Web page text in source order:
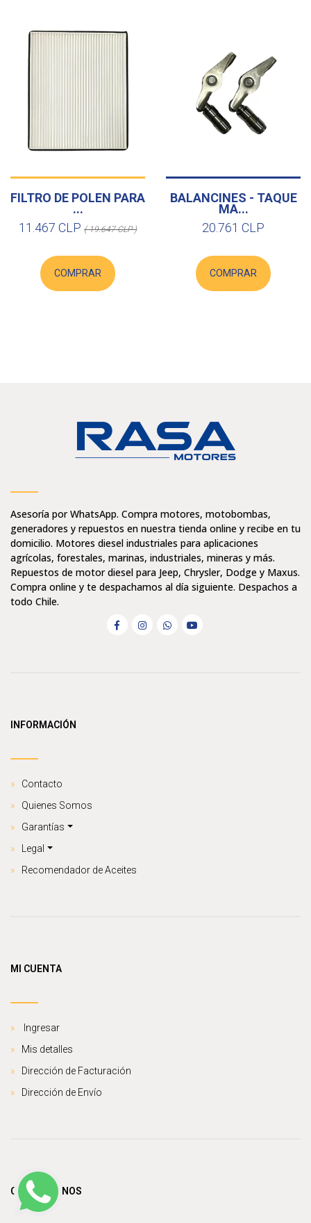
FILTRO DE POLEN PARA
...
11.467 CLP ( 19.647 CLP )
COMPRAR
BALANCINES - TAQUE
MA...
20.761 CLP
COMPRAR
Asesoría por WhatsApp. Compra motores, motobombas,
generadores y repuestos en nuestra tienda online y recibe en tu
domicilio. Motores diesel industriales para aplicaciones
agrícolas, forestales, marinas, industriales, mineras y más.
Repuestos de motor diesel para Jeep, Chrysler, Dodge y Maxus.
Compra online y te despachamos al día siguiente. Despachos a
todo Chile.
INFORMACIÓN
Contacto
Quienes Somos
Garantías
Legal
Recomendador de Aceites
MI CUENTA
Ingresar
Mis detalles
Dirección de Facturación
Dirección de Envío
CONTÁCTANOS